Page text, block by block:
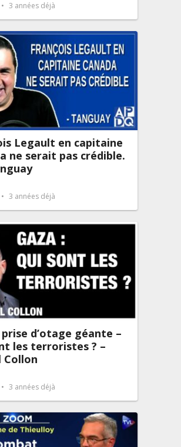
3 années déjà
Legault en capitaine
ne serait pas crédible.
3 années déjà
prise d’otage géante –
les terroristes ? –
Collon
3 années déjà